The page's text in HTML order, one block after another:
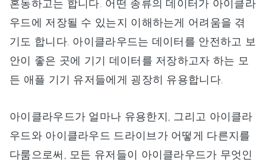
혼동하고는 합니다. 어떤 종류의 데이터가 아이클라
우드에 저장될 수 있는지 이해하는게 어려움을 겪
기도 합니다. 아이클라우드는 데이터를 안전하고 보
안이 좋은 곳에 기기 데이터를 저장하고자 하는 모
든 애플 기기 유저들에게 굉장히 유용합니다.
아이클라우드가 얼마나 유용한지, 그리고 아이클라
우드와 아이클라우드 드라이브가 어떻게 다른지를
다룸으로써, 모든 유저들이 아이클라우드가 무엇인